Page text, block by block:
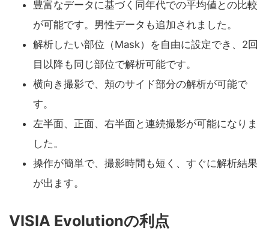
豊富なデータに基づく同年代での平均値との比較
が可能です。男性データも追加されました。
解析したい部位（Mask）を自由に設定でき、2回
目以降も同じ部位で解析可能です。
横向き撮影で、頬のサイド部分の解析が可能で
す。
左半面、正面、右半面と連続撮影が可能になりま
した。
操作が簡単で、撮影時間も短く、すぐに解析結果
が出ます。
VISIA Evolutionの利点